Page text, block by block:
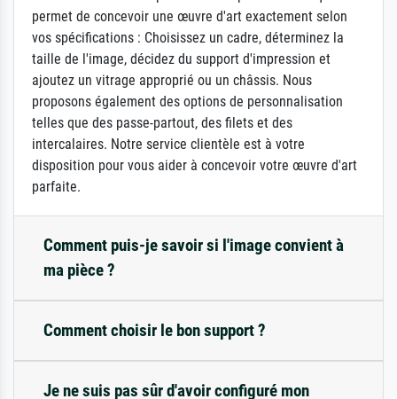
permet de concevoir une œuvre d'art exactement selon
vos spécifications : Choisissez un cadre, déterminez la
taille de l'image, décidez du support d'impression et
ajoutez un vitrage approprié ou un châssis. Nous
proposons également des options de personnalisation
telles que des passe-partout, des filets et des
intercalaires. Notre service clientèle est à votre
disposition pour vous aider à concevoir votre œuvre d'art
parfaite.
Comment puis-je savoir si l'image convient à
ma pièce ?
Comment choisir le bon support ?
Je ne suis pas sûr d'avoir configuré mon